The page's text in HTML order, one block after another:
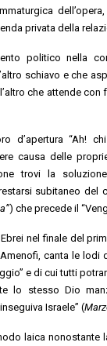
privata della
politico nella
schiavo e che
che attende
d’apertura “Ah!
causa delle
trovi la
subitaneo del
) che precede il
nel finale del
canta le lodi
e di cui tutti
lo stesso Dio
Israele” (
laica nonostante